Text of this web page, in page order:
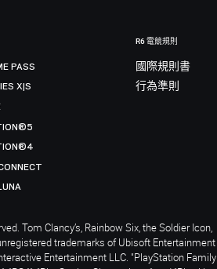
PASS
X|S
R6 電競規則
國際規則書
行為準則
Tom Clancy’s, Rainbow Six, the Soldier Icon,
trademarks of Ubisoft Entertainment
Entertainment LLC. "PlayStation Family